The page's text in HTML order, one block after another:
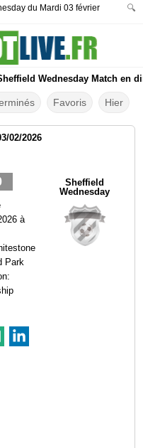
du Mardi 03 février
🔍
Wednesday Match en
Favoris Hier
02/2026
à
Park
Sheffield
Wednesday